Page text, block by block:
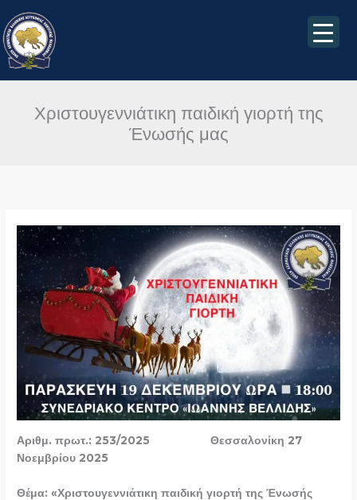
στο
περιεχόμενο
Χριστουγεννιάτικη παιδική γιορτή της
Ένωσής μας
Αριθμ. πρωτ.: 253/2025 Θεσσαλονίκη 27
Νοεμβρίου 2025
Θέμα: «Χριστουγεννιάτικη παιδική γιορτή της Ένωσής